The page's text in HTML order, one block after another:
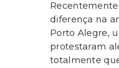
diferença na
Porto Alegre,
protestaram
totalmente